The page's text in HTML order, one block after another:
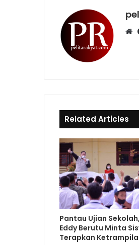
s
Related Articles
Pantau Ujian
Eddy Berutu Minta
Terapkan